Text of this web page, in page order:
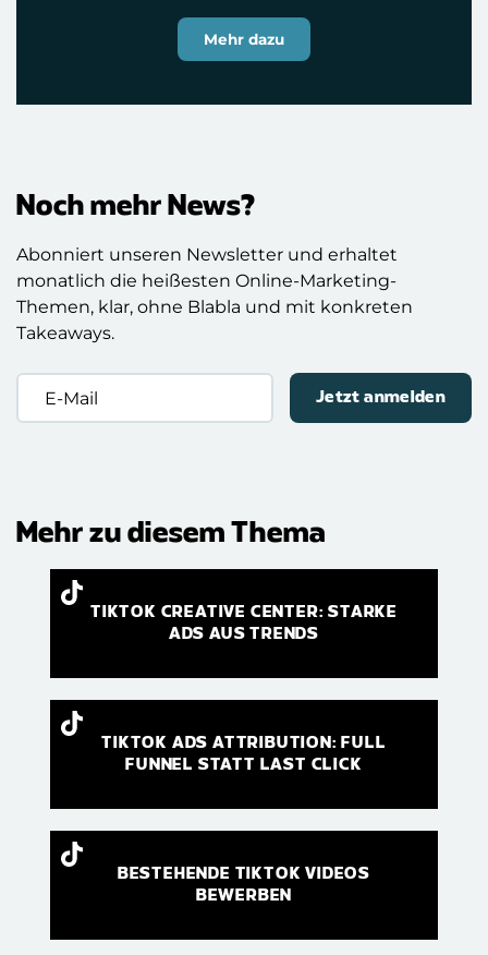
Mehr dazu
Noch mehr News?
Abonniert unseren Newsletter und erhaltet
monatlich die heißesten Online-Marketing-
Themen, klar, ohne Blabla und mit konkreten
Takeaways.
E-
Mail
Mehr zu diesem Thema
TIKTOK CREATIVE CENTER: STARKE
ADS AUS TRENDS
TIKTOK ADS ATTRIBUTION: FULL
FUNNEL STATT LAST CLICK
BESTEHENDE TIKTOK VIDEOS
BEWERBEN